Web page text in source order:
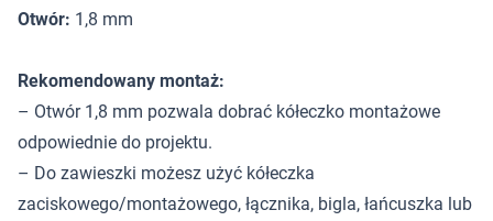
Otwór: 1,8 mm
Rekomendowany montaż:
– Otwór 1,8 mm pozwala dobrać kółeczko montażowe
odpowiednie do projektu.
– Do zawieszki możesz użyć kółeczka
zaciskowego/montażowego, łącznika, bigla, łańcuszka lub